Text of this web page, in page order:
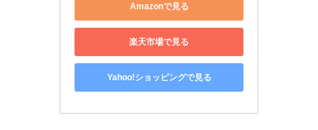
Amazonで見る
楽天市場で見る
Yahoo!ショッピングで見る